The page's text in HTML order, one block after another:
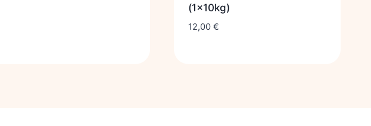
(1x10kg)
12,00 €